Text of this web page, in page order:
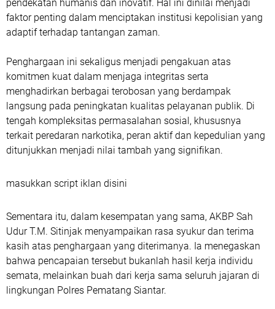
pendekatan humanis dan inovatif. Hal ini dinilai menjadi
faktor penting dalam menciptakan institusi kepolisian yang
adaptif terhadap tantangan zaman.
Penghargaan ini sekaligus menjadi pengakuan atas
komitmen kuat dalam menjaga integritas serta
menghadirkan berbagai terobosan yang berdampak
langsung pada peningkatan kualitas pelayanan publik. Di
tengah kompleksitas permasalahan sosial, khususnya
terkait peredaran narkotika, peran aktif dan kepedulian yang
ditunjukkan menjadi nilai tambah yang signifikan.
masukkan script iklan disini
Sementara itu, dalam kesempatan yang sama, AKBP Sah
Udur T.M. Sitinjak menyampaikan rasa syukur dan terima
kasih atas penghargaan yang diterimanya. Ia menegaskan
bahwa pencapaian tersebut bukanlah hasil kerja individu
semata, melainkan buah dari kerja sama seluruh jajaran di
lingkungan Polres Pematang Siantar.